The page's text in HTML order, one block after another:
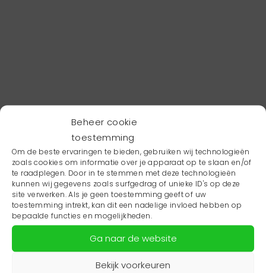
Beheer cookie
toestemming
Om de beste ervaringen te bieden, gebruiken wij technologieën
zoals cookies om informatie over je apparaat op te slaan en/of
te raadplegen. Door in te stemmen met deze technologieën
kunnen wij gegevens zoals surfgedrag of unieke ID's op deze
site verwerken. Als je geen toestemming geeft of uw
toestemming intrekt, kan dit een nadelige invloed hebben op
bepaalde functies en mogelijkheden.
Ga naar de website
Bekijk voorkeuren
Wil je niets missen?
Wil je op de hoogte blijven van het laatste
zorgnieuws in jouw regio? Schrijf je dan in voor
onze nieuwsbrief.